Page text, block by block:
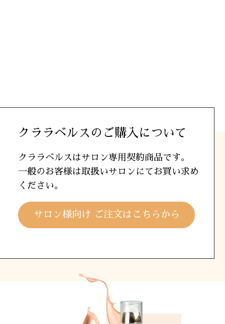
クララベルスのご購入について
クララベルスはサロン専用契約商品です。
一般のお客様は取扱いサロンにてお買い求め
ください。
サロン様向け ご注文はこちらから